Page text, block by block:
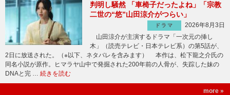
判明し騒然 「車椅子だったよね」「宗教
二世の“悠”山田涼介がつらい」
ドラマ
2026年8月3日
山田涼介が主演するドラマ「一次元の挿し
木」（読売テレビ・日本テレビ系）の第5話が、
2日に放送された。（※以下、ネタバレを含みます） 本作は、松下龍之介氏の
同名小説が原作。ヒマラヤ山中で発掘された200年前の人骨が、失踪した妹の
DNAと完 … 続きを読む
more »